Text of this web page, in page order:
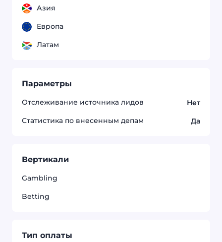
Азия
Европа
Латам
Параметры
Отслеживание источника лидов Нет
Статистика по внесенным депам Да
Вертикали
Gambling
Betting
Тип оплаты